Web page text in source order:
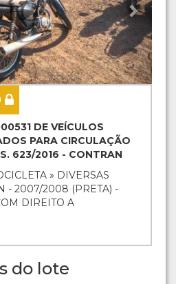
DE VEÍCULOS
PARA CIRCULAÇÃO
623/2016 - CONTRAN
» DIVERSAS
- 2007/2008 (PRETA) -
DIREITO A
do lote